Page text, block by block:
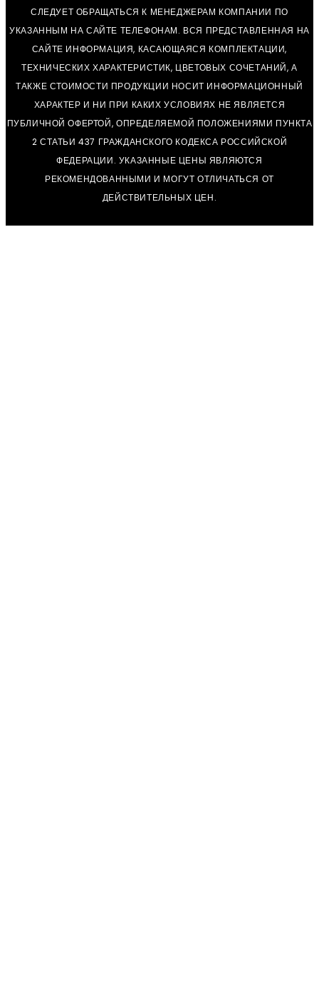
СЛЕДУЕТ ОБРАЩАТЬСЯ К МЕНЕДЖЕРАМ КОМПАНИИ ПО
УКАЗАННЫМ НА САЙТЕ ТЕЛЕФОНАМ. ВСЯ ПРЕДСТАВЛЕННАЯ НА
САЙТЕ ИНФОРМАЦИЯ, КАСАЮЩАЯСЯ КОМПЛЕКТАЦИИ,
ТЕХНИЧЕСКИХ ХАРАКТЕРИСТИК, ЦВЕТОВЫХ СОЧЕТАНИЙ, А
ТАКЖЕ СТОИМОСТИ ПРОДУКЦИИ НОСИТ ИНФОРМАЦИОННЫЙ
ХАРАКТЕР И НИ ПРИ КАКИХ УСЛОВИЯХ НЕ ЯВЛЯЕТСЯ
ПУБЛИЧНОЙ ОФЕРТОЙ, ОПРЕДЕЛЯЕМОЙ ПОЛОЖЕНИЯМИ ПУНКТА
2 СТАТЬИ 437 ГРАЖДАНСКОГО КОДЕКСА РОССИЙСКОЙ
ФЕДЕРАЦИИ. УКАЗАННЫЕ ЦЕНЫ ЯВЛЯЮТСЯ
РЕКОМЕНДОВАННЫМИ И МОГУТ ОТЛИЧАТЬСЯ ОТ
ДЕЙСТВИТЕЛЬНЫХ ЦЕН.